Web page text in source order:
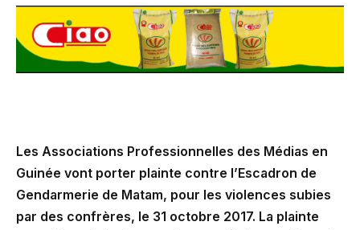
Les Associations Professionnelles des Médias en
Guinée vont porter plainte contre l’Escadron de
Gendarmerie de Matam, pour les violences subies
par des confrères, le 31 octobre 2017. La plainte